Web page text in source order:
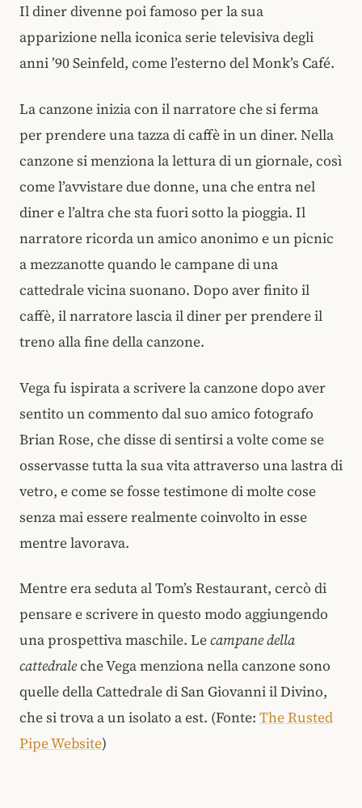
Il diner divenne poi famoso per la sua
apparizione nella iconica serie televisiva degli
anni ’90 Seinfeld, come l’esterno del Monk’s Café.
La canzone inizia con il narratore che si ferma
per prendere una tazza di caffè in un diner. Nella
canzone si menziona la lettura di un giornale, così
come l’avvistare due donne, una che entra nel
diner e l’altra che sta fuori sotto la pioggia. Il
narratore ricorda un amico anonimo e un picnic
a mezzanotte quando le campane di una
cattedrale vicina suonano. Dopo aver finito il
caffè, il narratore lascia il diner per prendere il
treno alla fine della canzone.
Vega fu ispirata a scrivere la canzone dopo aver
sentito un commento dal suo amico fotografo
Brian Rose, che disse di sentirsi a volte come se
osservasse tutta la sua vita attraverso una lastra di
vetro, e come se fosse testimone di molte cose
senza mai essere realmente coinvolto in esse
mentre lavorava.
Mentre era seduta al Tom’s Restaurant, cercò di
pensare e scrivere in questo modo aggiungendo
una prospettiva maschile. Lecampane della
cattedraleche Vega menziona nella canzone sono
quelle della Cattedrale di San Giovanni il Divino,
che si trova a un isolato a est. (Fonte: The Rusted
Pipe Website)